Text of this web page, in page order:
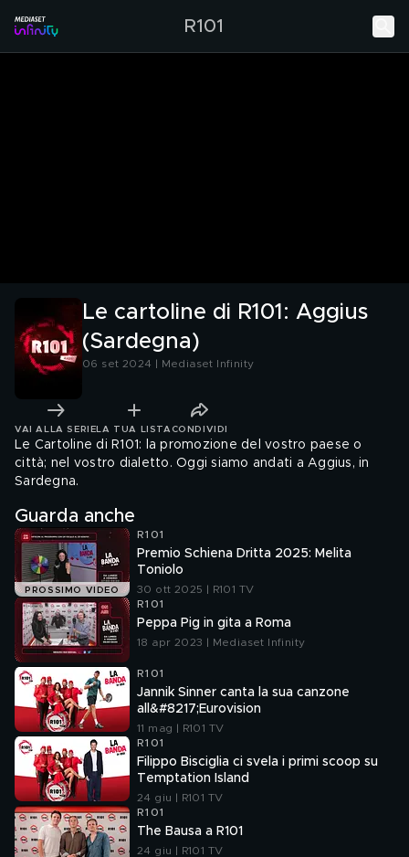
R101
Le cartoline di R101: Aggius
(Sardegna)
06 set 2024 | Mediaset Infinity
VAI ALLA SERIE LA TUA LISTA CONDIVIDI
Le Cartoline di R101: la promozione del vostro paese o
città; nel vostro dialetto. Oggi siamo andati a Aggius, in
Sardegna.
Guarda anche
PROSSIMO VIDEO
R101
Premio Schiena Dritta 2025: Melita
Toniolo
30 ott 2025 | R101 TV
R101
Peppa Pig in gita a Roma
18 apr 2023 | Mediaset Infinity
R101
Jannik Sinner canta la sua canzone
all&#8217;Eurovision
11 mag | R101 TV
R101
Filippo Bisciglia ci svela i primi scoop su
Temptation Island
24 giu | R101 TV
R101
The Bausa a R101
24 giu | R101 TV